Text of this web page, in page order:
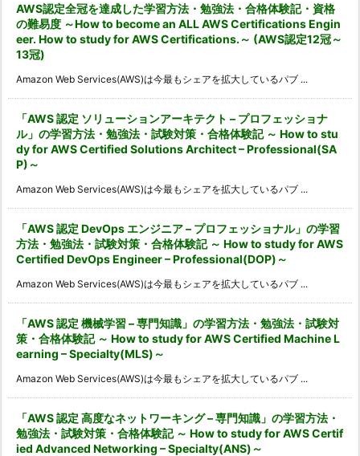
AWS認定全冠を達成した学習方法・勉強法・合格体験記・資格
の難易度 ～How to become an ALL AWS Certifications Engin
eer. How to study for AWS Certifications.～ (AWS認定12冠～
13冠)
Amazon Web Services(AWS)は今最もシェアを拡大しているパブ ...
「AWS 認定 ソリューションアーキテクト – プロフェッショナ
ル」の学習方法・勉強法・試験対策・合格体験記 ～ How to stu
dy for AWS Certified Solutions Architect – Professional(SA
P)～
Amazon Web Services(AWS)は今最もシェアを拡大しているパブ ...
「AWS 認定 DevOps エンジニア – プロフェッショナル」の学習
方法・勉強法・試験対策・合格体験記 ～ How to study for AWS
Certified DevOps Engineer – Professional(DOP)～
Amazon Web Services(AWS)は今最もシェアを拡大しているパブ ...
「AWS 認定 機械学習 – 専門知識」の学習方法・勉強法・試験対
策・合格体験記 ～ How to study for AWS Certified Machine L
earning – Specialty(MLS)～
Amazon Web Services(AWS)は今最もシェアを拡大しているパブ ...
「AWS 認定 高度なネットワーキング – 専門知識」の学習方法・
勉強法・試験対策・合格体験記 ～ How to study for AWS Certif
ied Advanced Networking – Specialty(ANS)～